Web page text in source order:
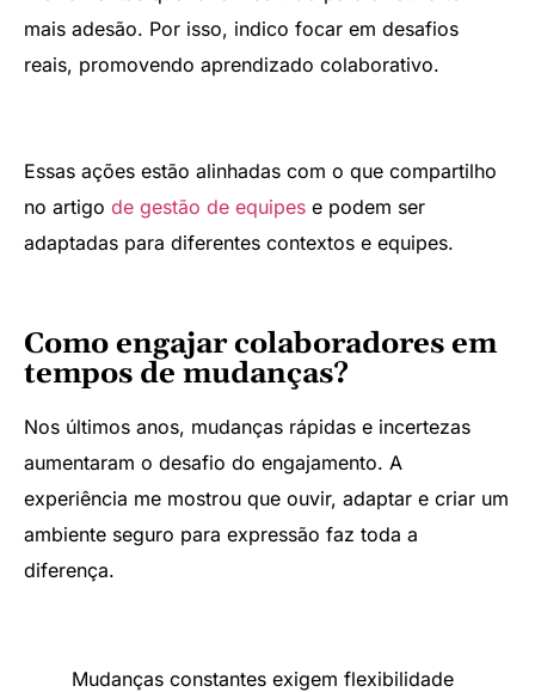
mais adesão. Por isso, indico focar em desafios
reais, promovendo aprendizado colaborativo.
Essas ações estão alinhadas com o que compartilho
no artigo de gestão de equipes e podem ser
adaptadas para diferentes contextos e equipes.
Como engajar colaboradores em
tempos de mudanças?
Nos últimos anos, mudanças rápidas e incertezas
aumentaram o desafio do engajamento. A
experiência me mostrou que ouvir, adaptar e criar um
ambiente seguro para expressão faz toda a
diferença.
Mudanças constantes exigem flexibilidade